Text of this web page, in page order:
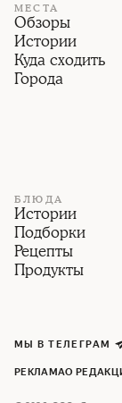
МЕСТА
Обзоры
Истории
Куда сходить
Города
БЛЮДА
Истории
Подборки
Рецепты
Продукты
МЫ В ТЕЛЕГРАМ
РЕКЛАМАО